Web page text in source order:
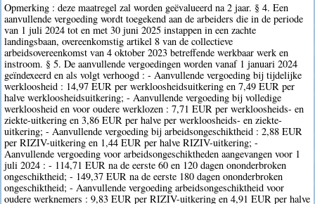
Opmerking : deze maatregel zal worden geëvalueerd na 2 jaar. § 4. Een
aanvullende vergoeding wordt toegekend aan de arbeiders die in de periode
van 1 juli 2024 tot en met 30 juni 2025 instappen in een zachte
landingsbaan, overeenkomstig artikel 8 van de collectieve
arbeidsovereenkomst van 4 oktober 2023 betreffende werkbaar werk en
instroom. § 5. De aanvullende vergoedingen worden vanaf 1 januari 2024
geïndexeerd en als volgt verhoogd : - Aanvullende vergoeding bij tijdelijke
werkloosheid : 14,97 EUR per werkloosheidsuitkering en 7,49 EUR per
halve werkloosheidsuitkering; - Aanvullende vergoeding bij volledige
werkloosheid en voor oudere werklozen : 7,71 EUR per werkloosheids- en
ziekte-uitkering en 3,86 EUR per halve per werkloosheids- en ziekte-
uitkering; - Aanvullende vergoeding bij arbeidsongeschiktheid : 2,88 EUR
per RIZIV-uitkering en 1,44 EUR per halve RIZIV-uitkering; -
Aanvullende vergoeding voor arbeidsongeschiktheden aangevangen voor 1
juli 2024 : - 114,71 EUR na de eerste 60 en 120 dagen ononderbroken
ongeschiktheid; - 149,37 EUR na de eerste 180 dagen ononderbroken
ongeschiktheid; - Aanvullende vergoeding arbeidsongeschiktheid voor
oudere werknemers : 9,83 EUR per RIZIV-uitkering en 4,91 EUR per halve